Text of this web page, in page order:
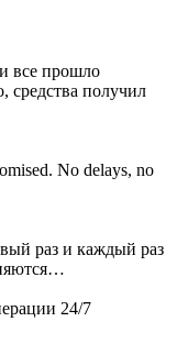
все прошло
средства получил
No delays, no
раз и каждый раз
24/7